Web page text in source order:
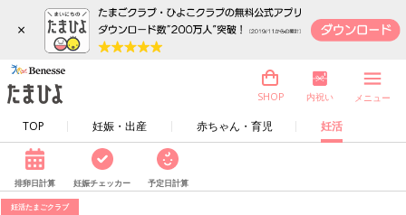
×
TOP 妊娠・出産 赤ちゃん・育児 妊活
SHOP 内祝い メニュー
排卵日計算 妊娠チェッカー 予定日計算
妊活たまごクラブ